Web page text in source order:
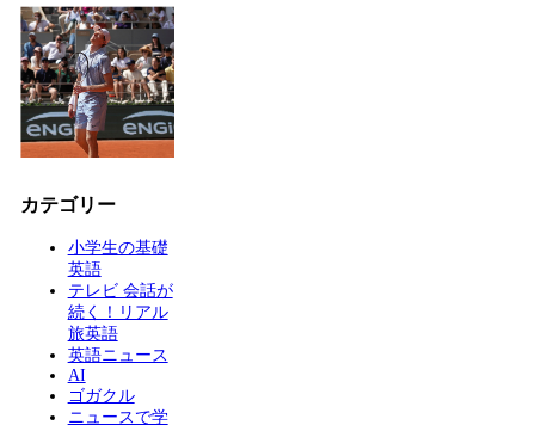
カテゴリー
小学生の基礎
英語
テレビ 会話が
続く！リアル
旅英語
英語ニュース
AI
ゴガクル
ニュースで学